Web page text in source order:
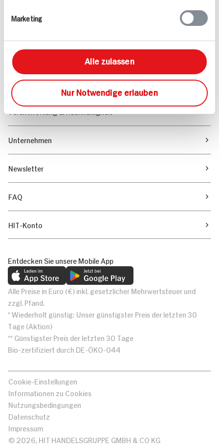
Marketing
Alle zulassen
Nur Notwendige erlauben
Marktfinder
Unser Magazin
Unternehmen
Newsletter
FAQ
HIT-Konto
Entdecken Sie unsere Mobile App
Alle Preise in Euro (€) inkl. gesetzlicher Mehrwertsteuer und
zzgl. Pfand.
* Wiederholt günstig: Unser günstigster Preis der letzten 30
Tage (Aktion)
** Günstigster Preis der letzten 30 Tage
Bio-zertifiziert durch DE-ÖKO-044
Cookie-Einstellungen
Informationen zu Cookies
Nutzungsbedingungen
Datenschutz
Impressum
© 2026, HIT HANDELSGRUPPE GMBH & CO KG